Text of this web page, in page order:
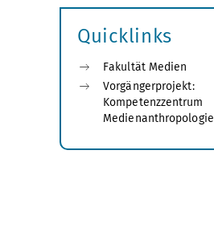
Quicklinks
Fakultät Medien
Vorgängerprojekt:
Kompetenzzentrum
Medienanthropologie